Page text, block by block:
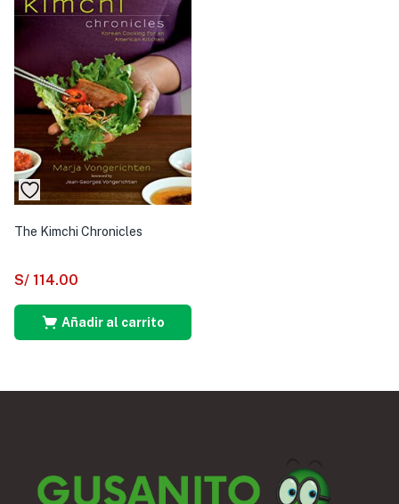
The Kimchi Chronicles
S/ 114.00
Añadir al carrito